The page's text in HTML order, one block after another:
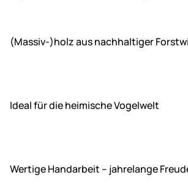
(Massiv-)holz aus nachhaltiger
Ideal für die heimische Vogelwelt
Wertige Handarbeit – jahrelange